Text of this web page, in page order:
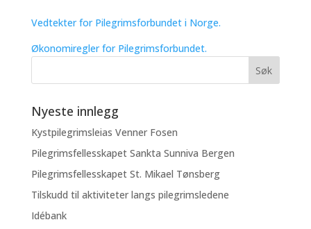
Vedtekter for Pilegrimsforbundet i Norge.
Økonomiregler for Pilegrimsforbundet.
Nyeste innlegg
Kystpilegrimsleias Venner Fosen
Pilegrimsfellesskapet Sankta Sunniva Bergen
Pilegrimsfellesskapet St. Mikael Tønsberg
Tilskudd til aktiviteter langs pilegrimsledene
Idébank